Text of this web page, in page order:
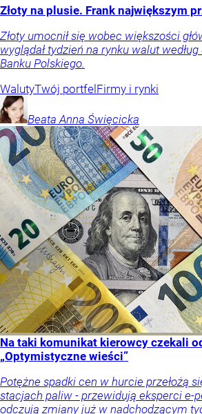
Złoty na plusie. Frank największym
Złoty umocnił się wobec większości
wyglądał tydzień na rynku walut
Banku Polskiego.
WalutyTwój portfel Firmy i rynki
Beata Anna Święcicka
Na taki komunikat kierowcy czekali
„Optymistyczne wieści”
Potężne spadki cen w hurcie przełożą
stacjach paliw - przewidują eksperci e-
odczują zmiany już w nadchodzącym